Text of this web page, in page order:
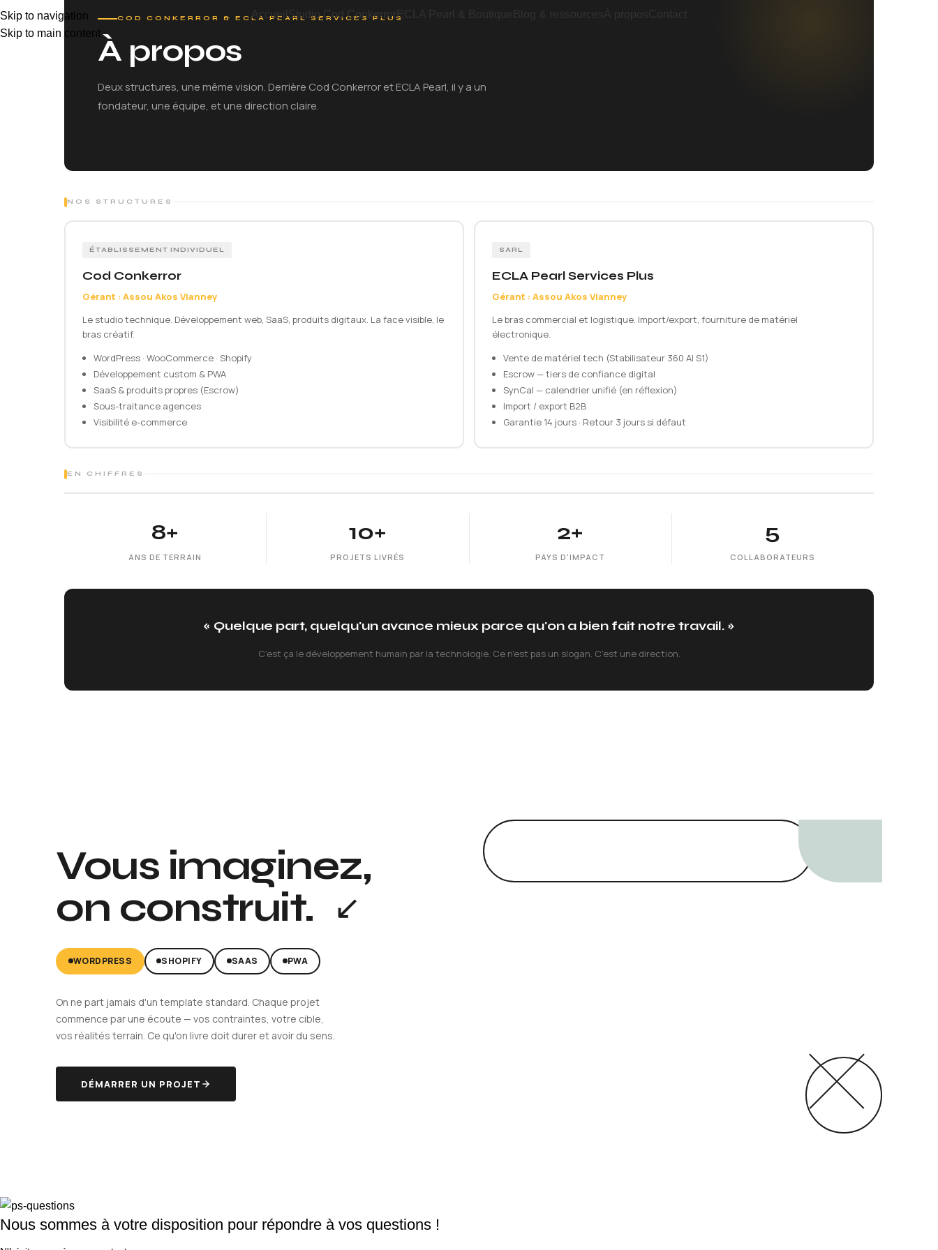
Skip to navigation
Skip to main content
AccueilStudio Cod Conkerror ECLA Pearl & Boutique Blog & ressources Contact
COD CONKERROR & ECLA PEARL SERVICES PLUS
À propos
Deux structures, une même vision. Derrière Cod Conkerror et ECLA Pearl, il y a un
fondateur, une équipe, et une direction claire.
NOS STRUCTURES
ÉTABLISSEMENT INDIVIDUEL
Cod Conkerror
Gérant : Assou Akos Vianney
Le studio technique. Développement web, SaaS, produits digitaux. La face visible, le
bras créatif.
WordPress · WooCommerce · Shopify
Développement custom & PWA
SaaS & produits propres (Escrow)
Sous-traitance agences
Visibilité e-commerce
SARL
ECLA Pearl Services Plus
Gérant : Assou Akos Vianney
Le bras commercial et logistique. Import/export, fourniture de matériel
électronique.
Vente de matériel tech (Stabilisateur 360 AI S1)
Escrow — tiers de confiance digital
SynCal — calendrier unifié (en réflexion)
Import / export B2B
Garantie 14 jours · Retour 3 jours si défaut
EN CHIFFRES
8+
ANS DE TERRAIN
10+
PROJETS LIVRÉS
2+
PAYS D'IMPACT
5
COLLABORATEURS
« Quelque part, quelqu'un avance mieux parce qu'on a bien fait notre travail. »
C'est ça le développement humain par la technologie. Ce n'est pas un slogan. C'est une direction.
Vous imaginez,
on construit.
↙
WORDPRESS SHOPIFY SAAS PWA
On ne part jamais d'un template standard. Chaque projet
commence par une écoute — vos contraintes, votre cible,
vos réalités terrain. Ce qu'on livre doit durer et avoir du sens.
DÉMARRER UN PROJET
Nous sommes à votre disposition pour répondre à vos questions !